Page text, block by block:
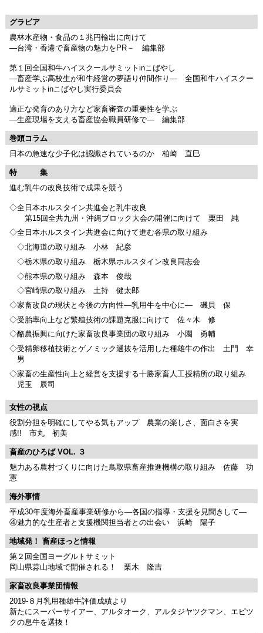
グラビア
農林水産物・食品の１兆円輸出に向けて
―台湾・香港で畜産物の魅力をPR－ 編集部
第１回全国和牛ハイスクールサミットinこばやし
―畜産学ぶ高校生が和牛経営の夢語り仲間作り― 全国和牛ハイスクー
ルサミットinこばやし実行委員会
適正な発育のあり方など家畜審査の重要性を学ぶ
―生産現場を支える畜産協会職員研修で― 編集部
巻頭コラム
日本の急速な少子化は認識されているのか 柏崎 直巳
特 集
進む乳牛の改良技術で成果を競う
◇全日本ホルスタイン共進会と乳牛改良
第15回全共九州・沖縄ブロック大会の開催に向けて 栗田 純
◇全日本ホルスタイン共進会に向けて進む各県の取り組み
◇北海道の取り組み 小林 紀彦
◇栃木県の取り組み 栃木県ホルスタイン改良同志会
◇熊本県の取り組み 森本 俊哉
◇宮崎県の取り組み 土持 健太郎
◇家畜改良の現状と今後の方向性―乳用牛を中心に― 磯貝 保
◇受胎率向上など繁殖技術の課題克服に向けて 佐々木 修
◇酪農振興に向けた家畜改良事業団の取り組み 小園 勇輔
◇受精卵移植技術とゲノミック選抜を活用した種雄牛の作出 土門 幸
男
◇家畜の生産性向上と経営を支援する十勝家畜人工授精所の取り組み
児玉 辰司
女性の視点
役割分担を明確にしてやる気もアップ 農業の楽しさ、面白さを実
感!! 市丸 初美
畜産のひろば VOL. ３
魅力ある農村づくりに向けた鳥取県畜産推進機構の取り組み 佐藤 功
憲
海外事情
平成30年度海外畜産事業研修から―各国の指導・支援を見聞きして―
④魅力的な生産者と支援機関担当者との出会い 浜崎 陽子
地域発！ 畜産ほっと情報
第２回全国ヨーグルトサミット
岡山県蒜山地域で開催される！ 栗木 隆吉
家畜改良事業団情報
2019-８月乳用種雄牛評価成績より
新たにスーパーサイアー、アルタオーク、アルタジヤツクマン、エピツ
クの息牛を選抜！